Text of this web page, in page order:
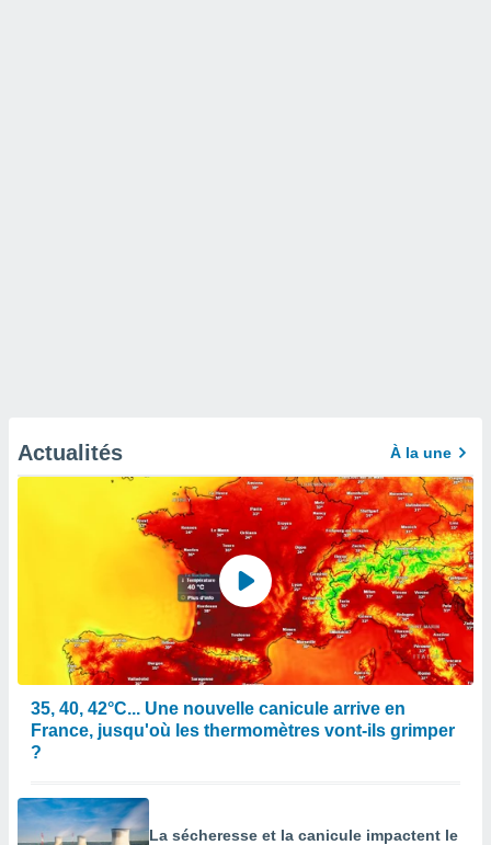
Actualités À la une
35, 40, 42°C... Une nouvelle canicule arrive en
France, jusqu'où les thermomètres vont-ils grimper
?
La sécheresse et la canicule impactent le